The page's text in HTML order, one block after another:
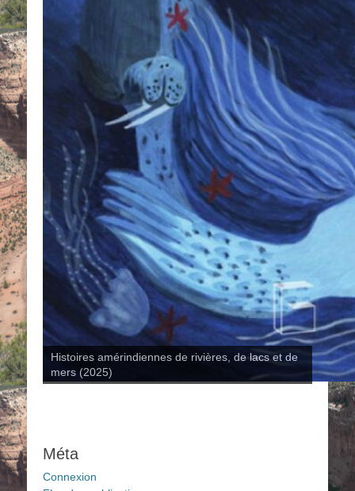
Histoires amérindiennes de rivières, de lacs et de
mers (2025)
Méta
Connexion